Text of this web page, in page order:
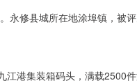
永修县城所在地涂埠镇，被评
港集装箱码头，满载2500